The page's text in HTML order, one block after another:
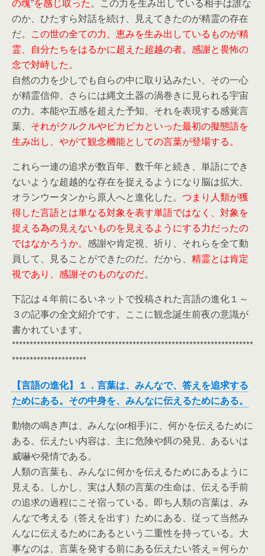
のか、ひたすら対話を続け、見えてきたのが精霊の存在
だ。 この世の全ての力、恵みを生み出しているものが精
霊、自分たちをはるかに超えた超越の者。感謝と畏怖の
念で対峙した。
自然の力を少しでも自らの中に取り込みたい、その一心
が精霊信仰、さらには縄文土器の渦巻きに見られる宇宙
の力。本能や五感を超えた予知、それを表現する感覚言
葉、 それがクルクルやピカピカといった最初の擬態語を
生み出し、やがて観念機能としての言葉が登場する。
これら一連の追求が数百年、数千年と続き、単語にでき
ないような超越的な存在を捉えるようになり脳は拡大、
オランウータンから原人へと進化した。 つまり人類が獲
得した言語とは単なる対象を表す単語ではなく、対象を
捉える為の見えないものを見えるようにする力だったの
ではなかろうか。 感謝や肯定視、祈り、それらを全て動
員して、見ることができたのだ。だから、 精霊とは肯定
視であり、感謝そのものなのだ。
下記は４年前にるいネットで投稿された言語の進化１～
３の記事の全文紹介です。ここに観念誕生前夜の意識が
書かれています。
********************************************************************
*********************
【言語の進化】１．言葉は、みんなで、答えを追求する
ためにある。その中身を、みんなに伝えるためにある。
動物の鳴き声は、みんな(or相手)に、何かを伝えるために
ある。伝えたい内容は、主に危険や餌の発見、あるいは
威嚇や発情である。
人類の言葉も、みんなに何かを伝えるためにあるように
見える。しかし、実は人類の言葉の生命は、伝える手前
の追求の過程にこそ宿っている。即ち人類の言葉は、み
んなで考える（答えを出す）ためにある、従って当然み
んなに伝えるためにあるという二重性を持っている。大
事なのは、言葉を発する前にある伝えたい答え＝何らか